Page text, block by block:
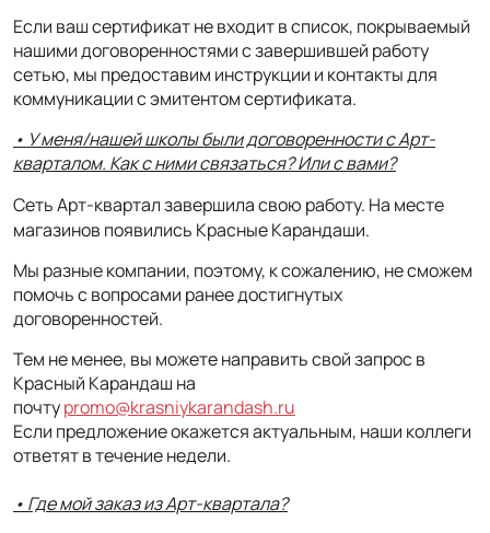
Если ваш сертификат не входит в список, покрываемый
нашими договоренностями с завершившей работу
сетью, мы предоставим инструкции и контакты для
коммуникации с эмитентом сертификата.
• У меня/нашей школы были договоренности с Арт-
кварталом. Как с ними связаться? Или с вами?
Сеть Арт-квартал завершила свою работу. На месте
магазинов появились Красные Карандаши.
Мы разные компании, поэтому, к сожалению, не сможем
помочь с вопросами ранее достигнутых
договоренностей.
Тем не менее, вы можете направить свой запрос в
Красный Карандаш на
почтуpromo@krasniykarandash.ru
Если предложение окажется актуальным, наши коллеги
ответят в течение недели.
• Где мой заказ из Арт-квартала?